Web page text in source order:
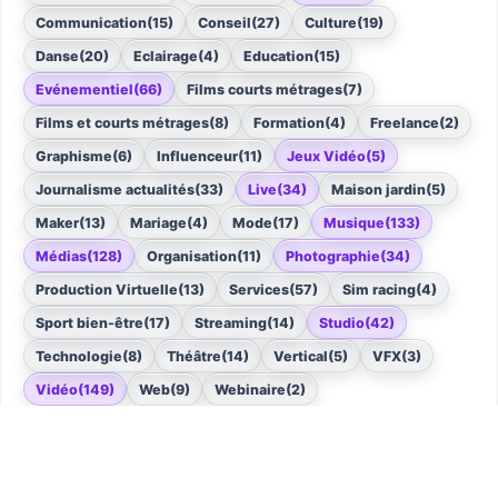
Communication(15) Conseil(27) Culture(19)
Danse(20) Eclairage(4) Education(15)
Evénementiel(66) Films courts métrages(7)
Films et courts métrages(8) Formation(4) Freelance(2)
Graphisme(6) Influenceur(11) Jeux Vidéo(5)
Journalisme actualités(33) Live(34) Maison jardin(5)
Maker(13) Mariage(4) Mode(17) Musique(133)
Médias(128) Organisation(11) Photographie(34)
Production Virtuelle(13) Services(57) Sim racing(4)
Sport bien-être(17) Streaming(14) Studio(42)
Technologie(8) Théâtre(14) Vertical(5) VFX(3)
Vidéo(149) Web(9) Webinaire(2)